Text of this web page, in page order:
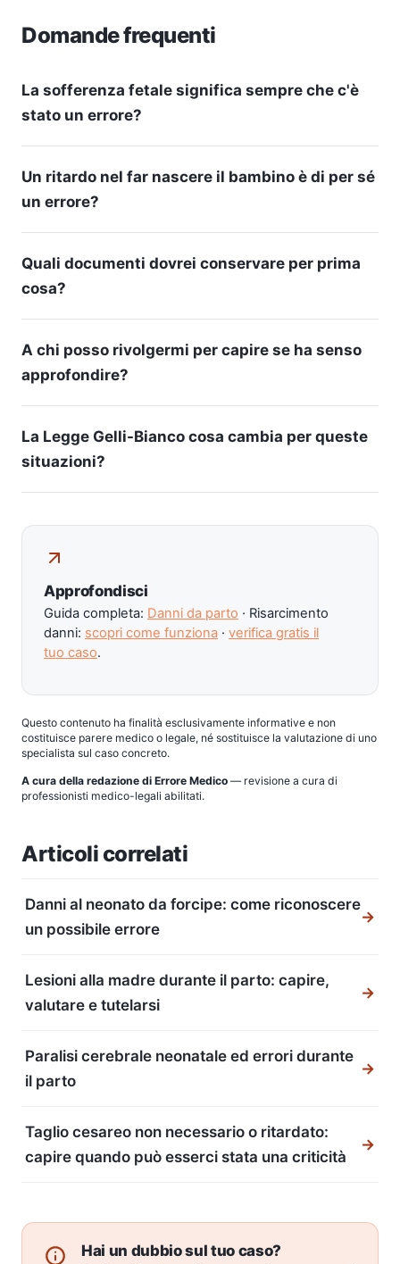
Domande frequenti
La sofferenza fetale significa sempre che c'è
stato un errore?
Un ritardo nel far nascere il bambino è di per sé
un errore?
Quali documenti dovrei conservare per prima
cosa?
A chi posso rivolgermi per capire se ha senso
approfondire?
La Legge Gelli-Bianco cosa cambia per queste
situazioni?
Approfondisci
Guida completa: Danni da parto · Risarcimento
danni: scopri come funziona · verifica gratis il
tuo caso.
Questo contenuto ha finalità esclusivamente informative e non
costituisce parere medico o legale, né sostituisce la valutazione di uno
specialista sul caso concreto.
A cura della redazione di Errore Medico — revisione a cura di
professionisti medico-legali abilitati.
Articoli correlati
Danni al neonato da forcipe: come riconoscere
un possibile errore
→
Lesioni alla madre durante il parto: capire,
valutare e tutelarsi
→
Paralisi cerebrale neonatale ed errori durante
il parto
→
Taglio cesareo non necessario o ritardato:
capire quando può esserci stata una criticità
→
Hai un dubbio sul tuo caso?